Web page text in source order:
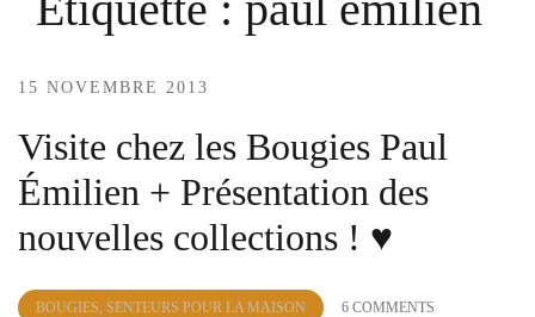
15 NOVEMBRE 2013
Visite chez les Bougies Paul
Émilien + Présentation des
nouvelles collections ! ♥
BOUGIES, SENTEURS POUR LA MAISON
by
6 COMMENTS